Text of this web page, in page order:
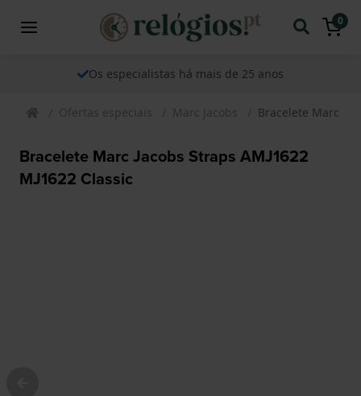
0
Os especialistas há mais de 25 anos
Ofertas especiais Marc Jacobs Bracelete Marc
Bracelete Marc Jacobs Straps AMJ1622
MJ1622 Classic